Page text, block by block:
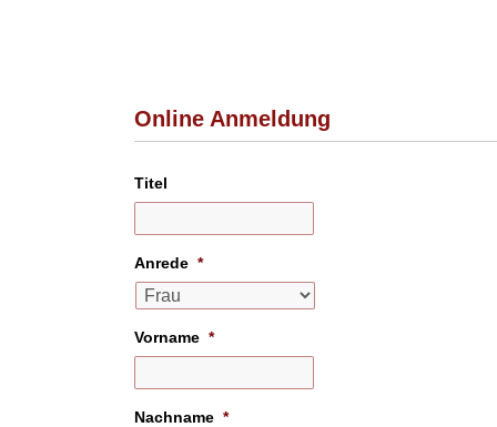
Online Anmeldung
Titel
Anrede *
Vorname *
Nachname *